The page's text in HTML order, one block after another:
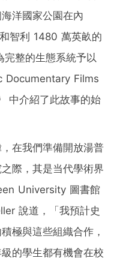
洋國家公園在內
智利 1480 萬英畝的
整的生態系統予以
Documentary Films
中介紹了此故事的始
在我們準備開放湯普
際，其是当代學術界
University 圖書館
說道，「我預計史
極與這些組織合作，
的學生都有機會在校